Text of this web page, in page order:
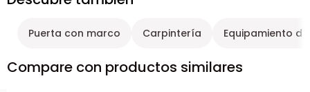
Puerta con marco Carpintería Equipamiento
Compare con productos similares